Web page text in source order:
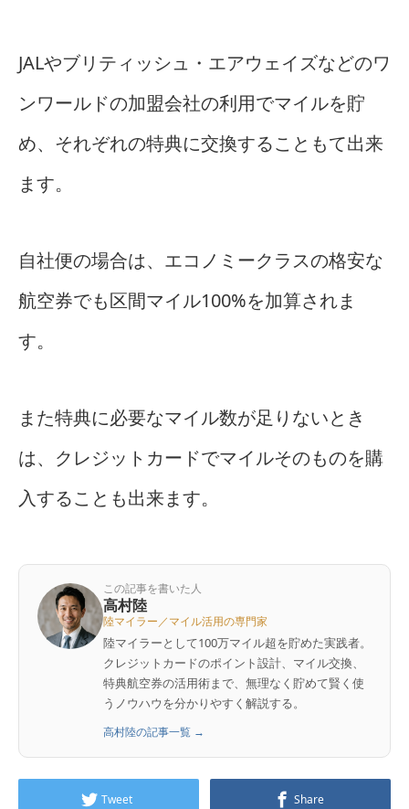
JALやブリティッシュ・エアウェイズなどのワ
ンワールドの加盟会社の利用でマイルを貯
め、それぞれの特典に交換することもて出来
ます。
自社便の場合は、エコノミークラスの格安な
航空券でも区間マイル100%を加算されま
す。
また特典に必要なマイル数が足りないとき
は、クレジットカードでマイルそのものを購
入することも出来ます。
この記事を書いた人
高村陸
陸マイラー／マイル活用の専門家
陸マイラーとして100万マイル超を貯めた実践者。
クレジットカードのポイント設計、マイル交換、
特典航空券の活用術まで、無理なく貯めて賢く使
うノウハウを分かりやすく解説する。
高村陸の記事一覧 →
Tweet Share